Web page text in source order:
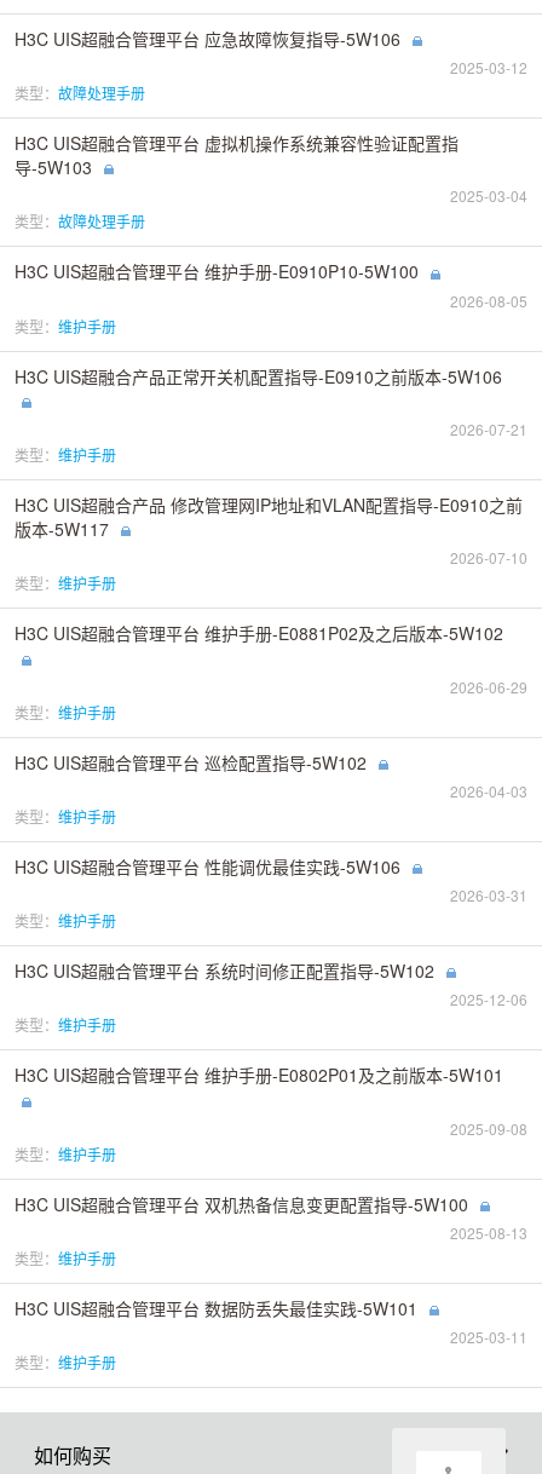
H3C UIS超融合管理平台 应急故障恢复指导-5W106
2025-03-12
类型： 故障处理手册
H3C UIS超融合管理平台 虚拟机操作系统兼容性验证配置指
导-5W103
2025-03-04
类型： 故障处理手册
H3C UIS超融合管理平台 维护手册-E0910P10-5W100
2026-08-05
类型： 维护手册
H3C UIS超融合产品正常开关机配置指导-E0910之前版本-5W106
2026-07-21
类型： 维护手册
H3C UIS超融合产品 修改管理网IP地址和VLAN配置指导-E0910之前
版本-5W117
2026-07-10
类型： 维护手册
H3C UIS超融合管理平台 维护手册-E0881P02及之后版本-5W102
2026-06-29
类型： 维护手册
H3C UIS超融合管理平台 巡检配置指导-5W102
2026-04-03
类型： 维护手册
H3C UIS超融合管理平台 性能调优最佳实践-5W106
2026-03-31
类型： 维护手册
H3C UIS超融合管理平台 系统时间修正配置指导-5W102
2025-12-06
类型： 维护手册
H3C UIS超融合管理平台 维护手册-E0802P01及之前版本-5W101
2025-09-08
类型： 维护手册
H3C UIS超融合管理平台 双机热备信息变更配置指导-5W100
2025-08-13
类型： 维护手册
H3C UIS超融合管理平台 数据防丢失最佳实践-5W101
2025-03-11
类型： 维护手册
如何购买